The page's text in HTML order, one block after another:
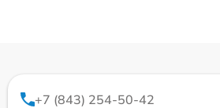
+7 (843) 254-50-42